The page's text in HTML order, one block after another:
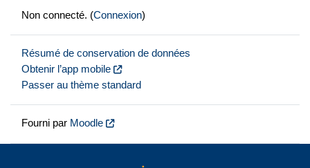
Non connecté. (Connexion)
Résumé de conservation de données
Obtenir l’app mobile
Passer au thème standard
Fourni par Moodle